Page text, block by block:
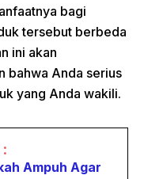
bagi
tersebut berbeda
ini akan
bahwa Anda serius
yang Anda wakili.
Ampuh Agar